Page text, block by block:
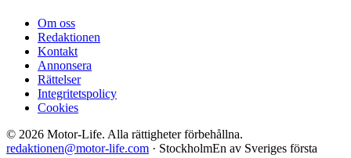
Om oss
Redaktionen
Kontakt
Annonsera
Rättelser
Integritetspolicy
Cookies
© 2026 Motor-Life. Alla rättigheter förbehållna.
redaktionen@motor-life.com · StockholmEn av Sveriges första